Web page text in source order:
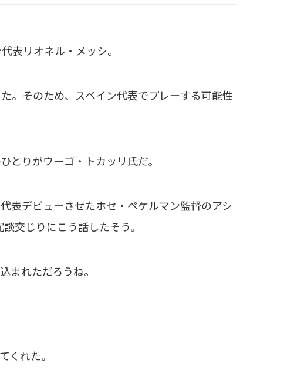
表リオネル・メッシ。
。そのため、スペイン代表でプレーする可能性
とりがウーゴ・トカッリ氏だ。
表デビューさせたホセ・ペケルマン監督のアシ
交じりにこう話したそう。
まれただろうね。
くれた。